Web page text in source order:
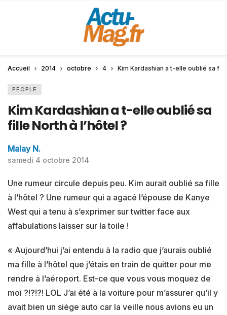
Accueil 2014 octobre 4 Kim Kardashian a t-elle oublié sa
PEOPLE
Kim Kardashian a t-elle oublié sa
fille North à l’hôtel ?
Malay N.
samedi 4 octobre 2014
Une rumeur circule depuis peu. Kim aurait oublié sa fille
à l’hôtel ? Une rumeur qui a agacé l’épouse de Kanye
West qui a tenu à s’exprimer sur twitter face aux
affabulations laisser sur la toile !
« Aujourd’hui j’ai entendu à la radio que j’aurais oublié
ma fille à l’hôtel que j’étais en train de quitter pour me
rendre à l’aéroport. Est-ce que vous vous moquez de
moi ?!?!?! LOL J’ai été à la voiture pour m’assurer qu’il y
avait bien un siège auto car la veille nous avions eu un